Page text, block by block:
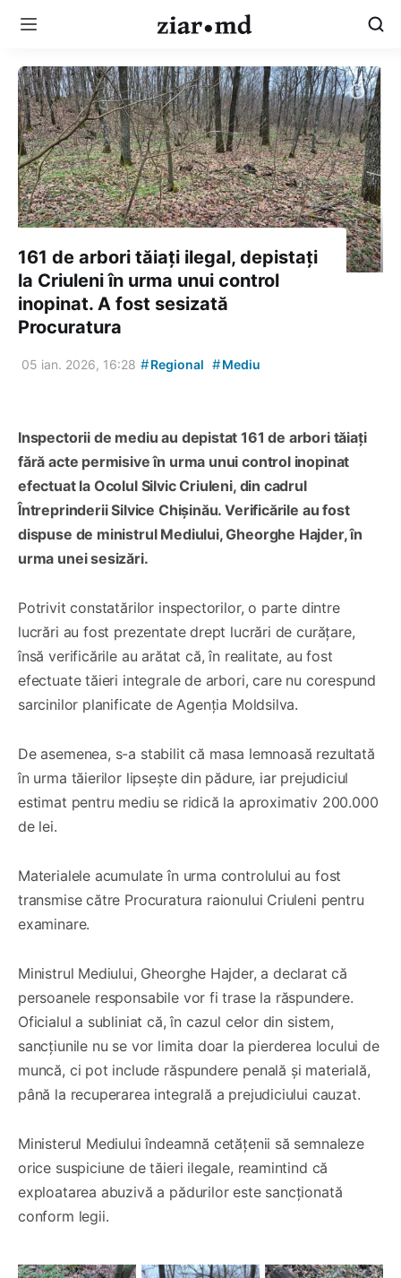
161 de arbori tăiați ilegal, depistați
la Criuleni în urma unui control
inopinat. A fost sesizată
Procuratura
05 ian. 2026, 16:28 #Regional #Mediu
Inspectorii de mediu au depistat 161 de arbori tăiați
fără acte permisive în urma unui control inopinat
efectuat la Ocolul Silvic Criuleni, din cadrul
Întreprinderii Silvice Chișinău. Verificările au fost
dispuse de ministrul Mediului, Gheorghe Hajder, în
urma unei sesizări.
Potrivit constatărilor inspectorilor, o parte dintre
lucrări au fost prezentate drept lucrări de curățare,
însă verificările au arătat că, în realitate, au fost
efectuate tăieri integrale de arbori, care nu corespund
sarcinilor planificate de Agenția Moldsilva.
De asemenea, s-a stabilit că masa lemnoasă rezultată
în urma tăierilor lipsește din pădure, iar prejudiciul
estimat pentru mediu se ridică la aproximativ 200.000
de lei.
Materialele acumulate în urma controlului au fost
transmise către Procuratura raionului Criuleni pentru
examinare.
Ministrul Mediului, Gheorghe Hajder, a declarat că
persoanele responsabile vor fi trase la răspundere.
Oficialul a subliniat că, în cazul celor din sistem,
sancțiunile nu se vor limita doar la pierderea locului de
muncă, ci pot include răspundere penală și materială,
până la recuperarea integrală a prejudiciului cauzat.
Ministerul Mediului îndeamnă cetățenii să semnaleze
orice suspiciune de tăieri ilegale, reamintind că
exploatarea abuzivă a pădurilor este sancționată
conform legii.